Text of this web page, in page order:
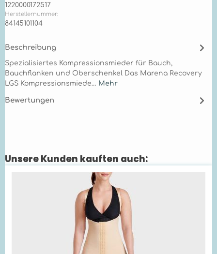
1220000172517
Herstellernummer:
84145101104
Beschreibung
Spezialisiertes Kompressionsmieder für Bauch,
Bauchflanken und Oberschenkel Das Marena Recovery
LGS Kompressionsmiede… Mehr
Bewertungen
Produktgalerie überspringen
Unsere Kunden kauften auch: